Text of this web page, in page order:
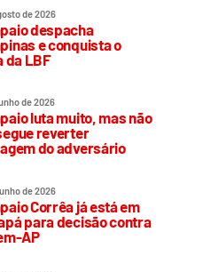
de 2026
despacha
e conquista o
da LBF
de 2026
luta muito, mas não
reverter
do adversário
de 2026
Corrêa já está em
para decisão contra
AP